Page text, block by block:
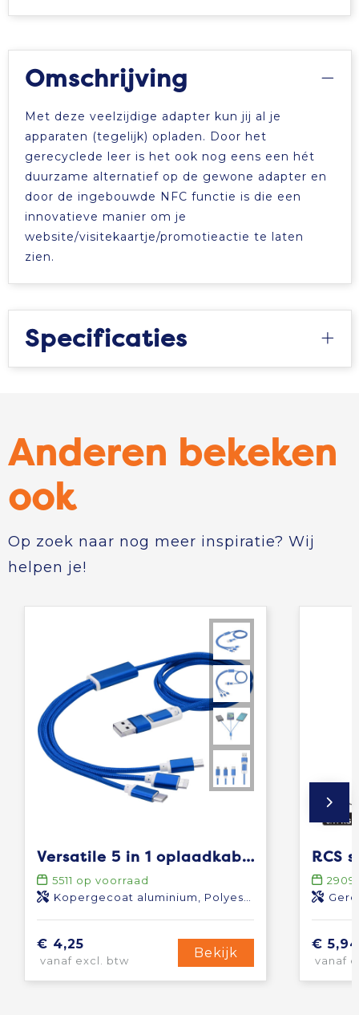
Omschrijving
Met deze veelzijdige adapter kun jij al je
apparaten (tegelijk) opladen. Door het
gerecyclede leer is het ook nog eens een hét
duurzame alternatief op de gewone adapter en
door de ingebouwde NFC functie is die een
innovatieve manier om je
website/visitekaartje/promotieactie te laten
zien.
Specificaties
Anderen bekeken
ook
Op zoek naar nog meer inspiratie? Wij
helpen je!
Versatile 5 in 1 oplaadkabel
5511 op voorraad
Kopergecoat aluminium, Polyester
€ 4,25
vanaf excl. btw
Bekijk
2909
€ 5,94
vanaf